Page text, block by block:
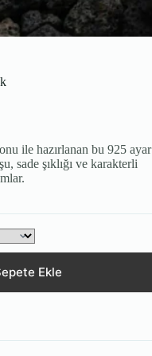
ile hazırlanan bu 925 ayar
sade şıklığı ve karakterli
Ekle